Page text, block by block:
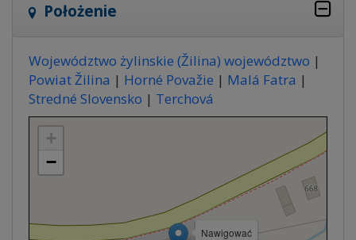
Położenie
Województwo żylinskie (Žilina) województwo |
Powiat Žilina | Horné Považie | Malá Fatra |
Stredné Slovensko | Terchová
Nawigować
+
−